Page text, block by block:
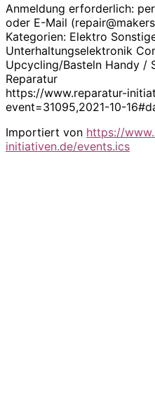
Anmeldung erforderlich:
oder E-Mail
Kategorien: Elektro
Unterhaltungselektronik
Upcycling/Basteln Handy /
Reparatur
https://www.reparatur-
event=31095,2021-10-
Importiert von https://
initiativen.de/events.ics